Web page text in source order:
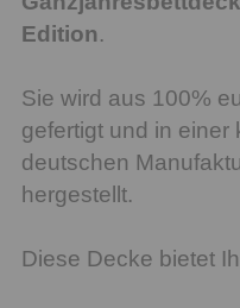
Edition.
Sie wird aus 100%
gefertigt und in einer
deutschen
hergestellt.
Diese Decke bietet